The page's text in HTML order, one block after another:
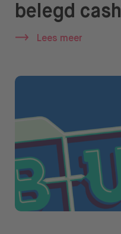
belegd cash
Lees meer